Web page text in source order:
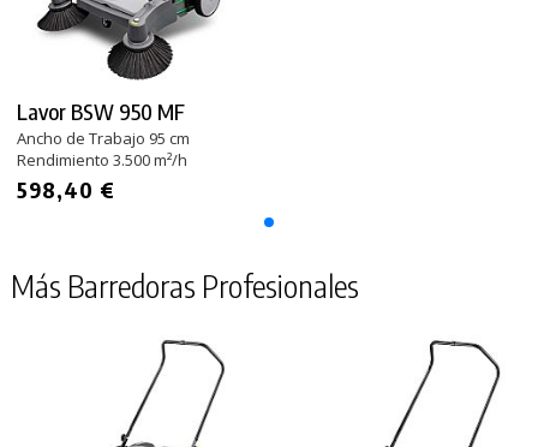
Lavor BSW 950 MF
Ancho de Trabajo 95 cm
Rendimiento 3.500 m²/h
598,40 €
Más Barredoras Profesionales